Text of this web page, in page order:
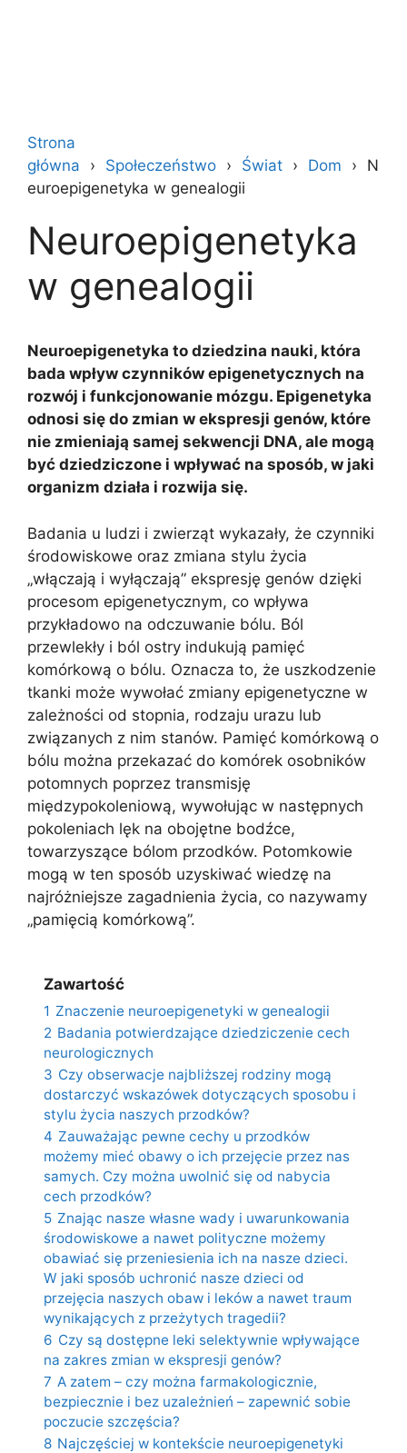
Strona
główna
Społeczeństwo Świat Dom
N
euroepigenetyka w genealogii
Neuroepigenetyka
w genealogii
Neuroepigenetyka to dziedzina nauki, która
bada wpływ czynników epigenetycznych na
rozwój i funkcjonowanie mózgu. Epigenetyka
odnosi się do zmian w ekspresji genów, które
nie zmieniają samej sekwencji DNA, ale mogą
być dziedziczone i wpływać na sposób, w jaki
organizm działa i rozwija się.
Badania u ludzi i zwierząt wykazały, że czynniki
środowiskowe oraz zmiana stylu życia
„włączają i wyłączają” ekspresję genów dzięki
procesom epigenetycznym, co wpływa
przykładowo na odczuwanie bólu. Ból
przewlekły i ból ostry indukują pamięć
komórkową o bólu. Oznacza to, że uszkodzenie
tkanki może wywołać zmiany epigenetyczne w
zależności od stopnia, rodzaju urazu lub
związanych z nim stanów. Pamięć komórkową o
bólu można przekazać do komórek osobników
potomnych poprzez transmisję
międzypokoleniową, wywołując w następnych
pokoleniach lęk na obojętne bodźce,
towarzyszące bólom przodków. Potomkowie
mogą w ten sposób uzyskiwać wiedzę na
najróżniejsze zagadnienia życia, co nazywamy
„pamięcią komórkową”.
Zawartość
1 Znaczenie neuroepigenetyki w genealogii
2 Badania potwierdzające dziedziczenie cech
neurologicznych
3 Czy obserwacje najbliższej rodziny mogą
dostarczyć wskazówek dotyczących sposobu i
stylu życia naszych przodków?
4 Zauważając pewne cechy u przodków
możemy mieć obawy o ich przejęcie przez nas
samych. Czy można uwolnić się od nabycia
cech przodków?
5 Znając nasze własne wady i uwarunkowania
środowiskowe a nawet polityczne możemy
obawiać się przeniesienia ich na nasze dzieci.
W jaki sposób uchronić nasze dzieci od
przejęcia naszych obaw i leków a nawet traum
wynikających z przeżytych tragedii?
6 Czy są dostępne leki selektywnie wpływające
na zakres zmian w ekspresji genów?
7 A zatem – czy można farmakologicznie,
bezpiecznie i bez uzależnień – zapewnić sobie
poczucie szczęścia?
8 Najczęściej w kontekście neuroepigenetyki